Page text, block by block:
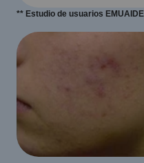
** Estudio de usuarios